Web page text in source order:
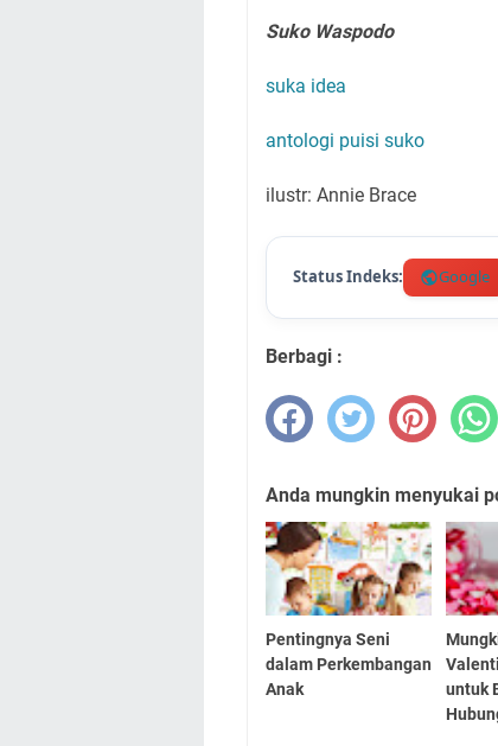
Suko Waspodo
suka idea
antologi puisi suko
ilustr: Annie Brace
Status Indeks: Google
Berbagi :
Anda mungkin menyukai
Pentingnya Seni
dalam Perkembangan
Anak
untuk